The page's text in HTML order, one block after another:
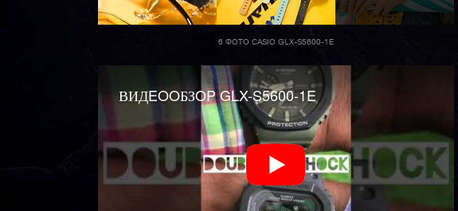
6 ФОТО CASIO GLX-S5600-1E
ВИДEOOБЗOP GLX-S5600-1E